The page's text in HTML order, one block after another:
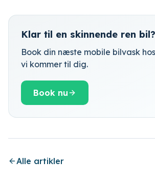
Klar til en skinnende ren bil?
Book din næste mobile bilvask
vi kommer til dig.
Book nu
Alle artikler